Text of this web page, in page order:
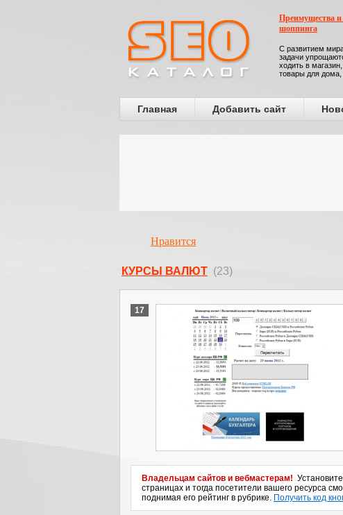
Преимущества и
шоппинга
С развитием
задачи
ходить в
товары для
Главная Добавить сайт
Нравится
КУРСЫ ВАЛЮТ (23)
17
Владельцам сайтов и вебмастерам!
страницах и тогда посетители вашего ресурса
поднимая его рейтинг в рубрике. Получить код